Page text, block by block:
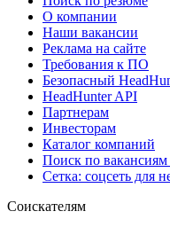
О компании
Наши вакансии
Реклама на сайте
Требования к ПО
Безопасный
HeadHunter API
Партнерам
Инвесторам
Каталог компаний
Поиск по вакансиям
Сетка: соцсеть для
Соискателям